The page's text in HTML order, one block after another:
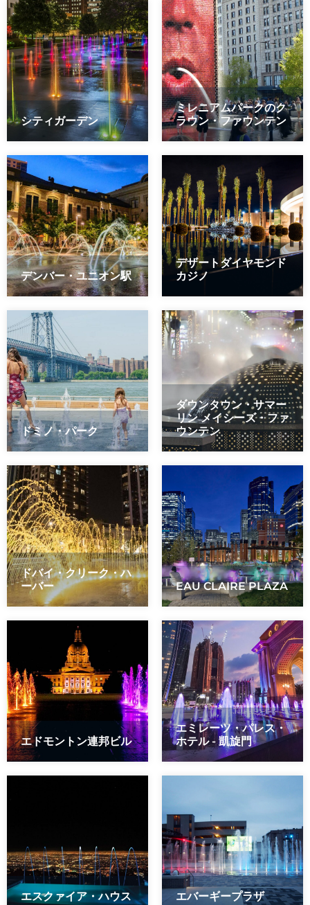
シティガーデン
ミレニアムパークのク
ラウン・ファウンテン
デンバー・ユニオン駅
デザートダイヤモンド
カジノ
ドミノ・パーク
ダウンタウン・サマー
リン メイシーズ・ファ
ウンテン
ドバイ・クリーク・ハ
ーバー
EAU CLAIRE PLAZA
エドモントン連邦ビル
エミレーツ・パレス・
ホテル - 凱旋門
エスクァイア・ハウス エバーギープラザ